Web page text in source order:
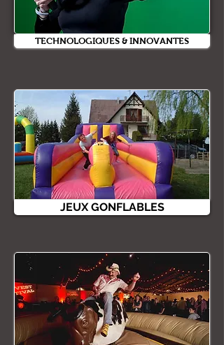
TECHNOLOGIQUES & INNOVANTES
JEUX GONFLABLES